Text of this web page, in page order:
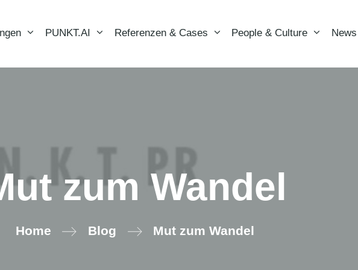
PUNKT.AI Referenzen & Cases People & Culture News
zum Wandel
Home Blog Mut zum Wandel